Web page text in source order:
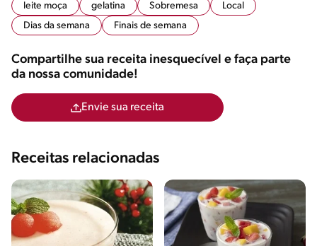
leite moça
gelatina Sobremesa
Local
Dias da semana
Finais de semana
Compartilhe sua receita inesquecível e faça parte
da nossa comunidade!
Envie sua receita
Receitas relacionadas